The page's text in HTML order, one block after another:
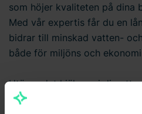
som höjer kvaliteten på dina
Med vår expertis får du en
bidrar till minskad vatten-
både för miljöns och
Utöver det hjälper vi dig att
delsystem genom